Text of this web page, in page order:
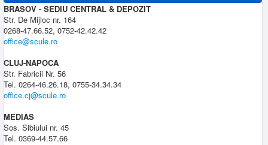
BRASOV - SEDIU CENTRAL & DEPOZIT
Str. De Mijloc nr. 164
0268-47.66.52, 0752-42.42.42
office@scule.ro
CLUJ-NAPOCA
Str. Fabricii Nr. 56
Tel. 0264-46.26.18, 0755-34.34.34
office.cj@scule.ro
MEDIAS
Sos. Sibiului nr. 45
Tel. 0369-44.57.66